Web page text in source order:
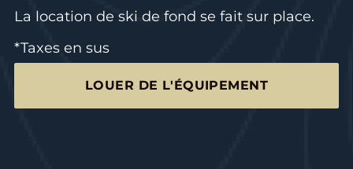
La location de ski de fond se fait sur place.
*Taxes en sus
LOUER DE L'ÉQUIPEMENT